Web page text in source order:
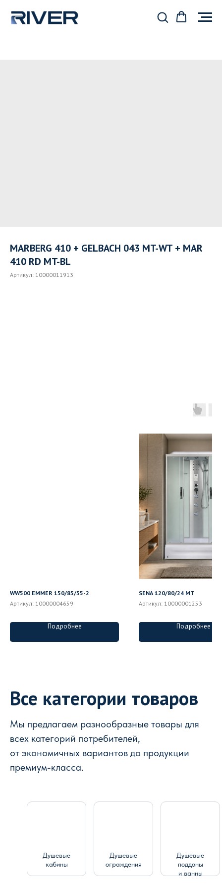
MARBERG 410 + GELBACH 043 MT-WT + MAR
410 RD MT-BL
Артикул: 10000011913
WW500 EMMER 150/85/55-2
Артикул: 10000004659
Подробнее
SENA 120/80/24 MT
Артикул: 10000001253
Подробнее
Все категории товаров
Мы предлагаем разнообразные товары для
всех категорий потребителей,
от экономичных вариантов до продукции
премиум-класса.
Душевые
кабины
Душевые
ограждения
Душевые
поддоны
и ванны